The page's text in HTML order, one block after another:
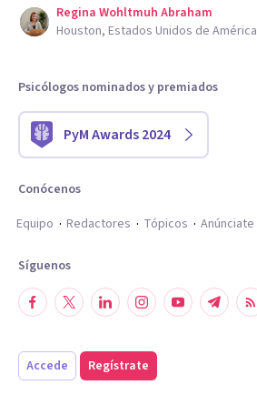
Regina Wohltmuh Abraham
Houston, Estados Unidos de América
Psicólogos nominados y premiados
PyM Awards 2024
Conócenos
Equipo
Redactores Tópicos Anúnciate
Síguenos
Accede Regístrate